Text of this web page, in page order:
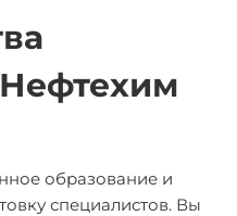
образование и
специалистов. Вы